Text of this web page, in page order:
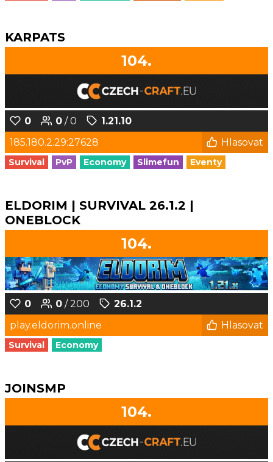
KARPATS
104.
0 0 / 0
1.21.10
185.180.2.29:27628
Hlasovat
Survival PvP Economy Slimefun Eventy
ELDORIM | SURVIVAL 26.1.2 |
ONEBLOCK
104.
0 0 / 200
26.1.2
play.eldorim.online
Hlasovat
Survival Economy
JOINSMP
104.